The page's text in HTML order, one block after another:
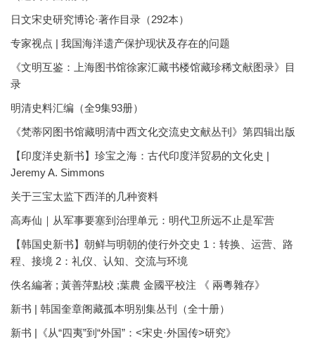
日文宋史研究博论·著作目录（292本）
专家视点 | 我国海洋遗产保护现状及存在的问题
《文明互鉴：上海图书馆徐家汇藏书楼馆藏珍稀文献图录》目
录
明清史料汇编（全9集93册）
《梵蒂冈图书馆藏明清中西文化交流史文献丛刊》第四辑出版
【印度洋史新书】珍宝之海：古代印度洋贸易的文化史 |
Jeremy A. Simmons
关于三宝太监下西洋的几种资料
高寿仙｜从军事要塞到治理单元：明代卫所远不止是军营
【韩国史新书】朝鲜与明朝的使行外交史 1：转换、运营、路
程、接境 2：礼仪、认知、交流与环境
佚名編著 ; 黃善萍點校 ;葉農 金國平校注 《 兩粵雜存》
新书 | 韩国奎章阁藏孤本明别集丛刊（全十册）
新书 |《从“四夷”到“外国”：<宋史·外国传>研究》